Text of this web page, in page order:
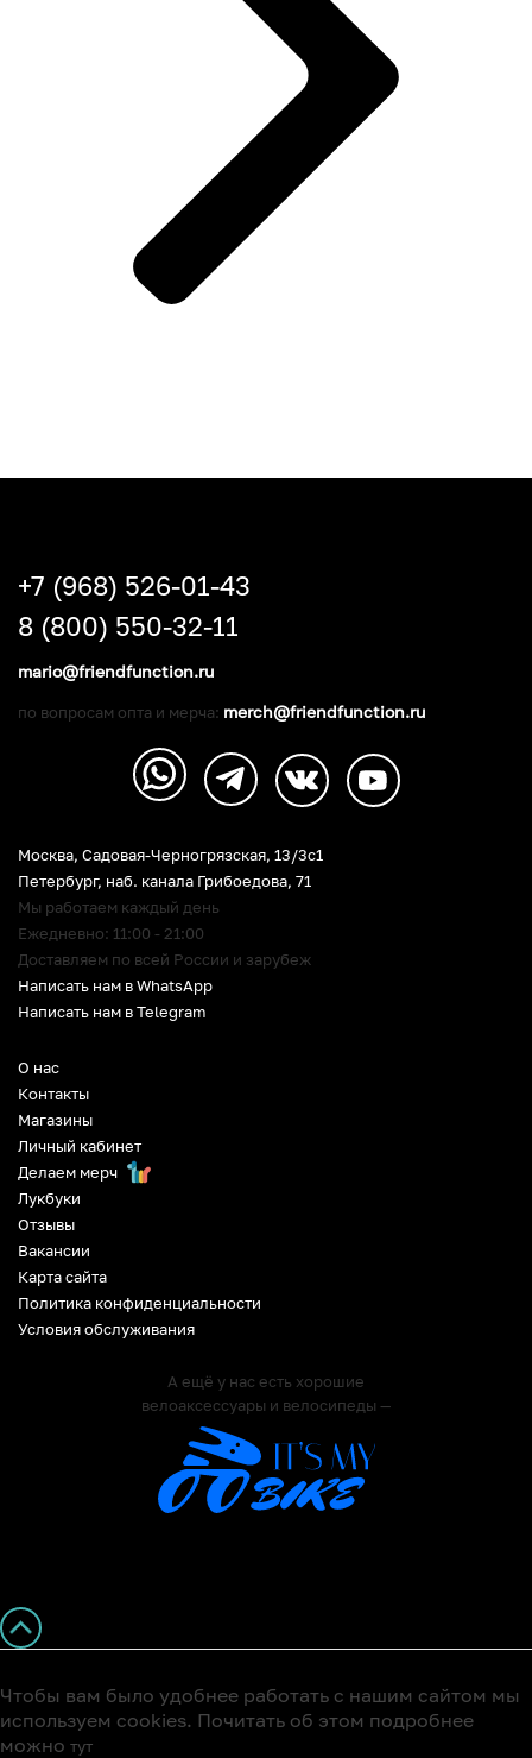
О нас
Контакты
Магазины
Личный кабинет
Делаем мерч
Лукбуки
Отзывы
Вакансии
Карта сайта
Политика конфиденциальности
Условия обслуживания
А ещё у нас есть хорошие
велоаксессуары и велосипеды —
Москва, Садовая-Черногрязская, 13/3c1
Петербург, наб. канала Грибоедова, 71
Мы работаем каждый день
Ежедневно: 11:00 - 21:00
Доставляем по всей России и зарубеж
Написать нам в WhatsApp
Написать нам в Telegram
+7 (968) 526-01-43
8 (800) 550-32-11
mario@friendfunction.ru
по вопросам опта и мерча: merch@friendfunction.ru
Чтобы вам было удобнее работать с нашим сайтом мы
используем cookies. Почитать об этом подробнее
можно тут